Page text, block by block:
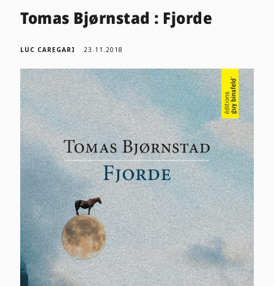
Tomas Bjørnstad : Fjorde
LUC CAREGARI 23.11.2018